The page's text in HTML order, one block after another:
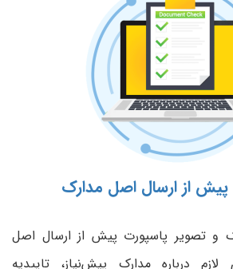
از ارسال اصل مدارک
و تصویر پاسپورت پیش از ارسال اصل
لازم درباره مدارک پیش‌نیاز، تاییدیه